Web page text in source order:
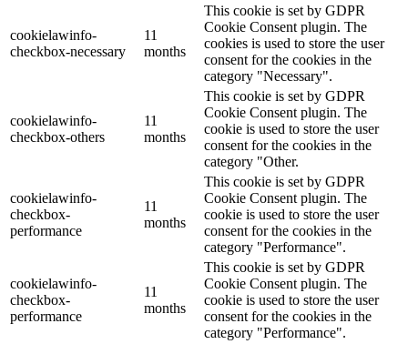
cookielawinfo-
checkbox-necessary
11
months
This cookie is set by GDPR
Cookie Consent plugin. The
cookies is used to store the user
consent for the cookies in the
category "Necessary".
cookielawinfo-
checkbox-others
11
months
This cookie is set by GDPR
Cookie Consent plugin. The
cookie is used to store the user
consent for the cookies in the
category "Other.
cookielawinfo-
checkbox-
performance
11
months
This cookie is set by GDPR
Cookie Consent plugin. The
cookie is used to store the user
consent for the cookies in the
category "Performance".
cookielawinfo-
checkbox-
performance
11
months
This cookie is set by GDPR
Cookie Consent plugin. The
cookie is used to store the user
consent for the cookies in the
category "Performance".